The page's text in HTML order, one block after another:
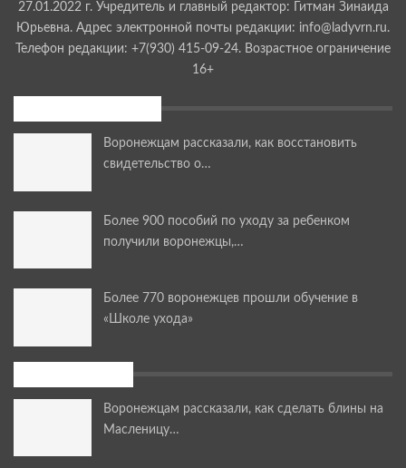
27.01.2022 г. Учредитель и главный редактор: Гитман Зинаида
Юрьевна. Адрес электронной почты редакции: info@ladyvrn.ru.
Телефон редакции: +7(930) 415-09-24. Возрастное ограничение
16+
Воронежцам рассказали, как восстановить
свидетельство о…
Более 900 пособий по уходу за ребенком
получили воронежцы,…
Более 770 воронежцев прошли обучение в
«Школе ухода»
Воронежцам рассказали, как сделать блины на
Масленицу…